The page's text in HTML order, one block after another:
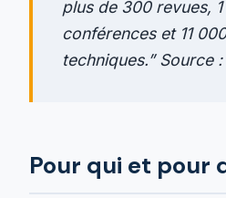
plus de 300 revues,
conférences et 11
techniques.” Source
Pour qui et pour